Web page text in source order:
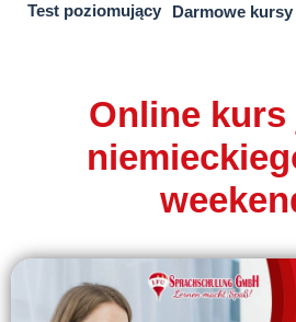
Test poziomujący
Darmowe kursy
Online kurs